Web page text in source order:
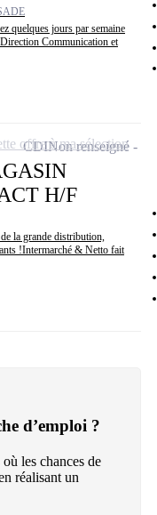
quelques jours par semaine
Communication et
H/F
la grande distribution,
!Intermarché & Netto fait
CDINon renseigné
offre à ma sélection
d’emploi ?
les chances de
réalisant un